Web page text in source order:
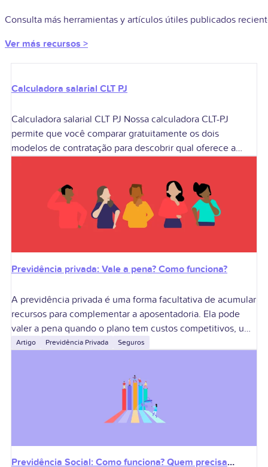
Consulta más herramientas y artículos útiles publicados
Ver más recursos >
Calculadora salarial CLT PJ
Calculadora salarial CLT PJ Nossa calculadora CLT-PJ
permite que você comparar gratuitamente os dois
modelos de contratação para descobrir qual oferece a
Previdência privada: Vale a pena? Como funciona?
A previdência privada é uma forma facultativa de acumular
recursos para complementar a aposentadoria. Ela pode
valer a pena quando o plano tem custos competitivos, uma
carteira adequada ao prazo
Artigo Previdência Privada Seguros
Previdência Social: Como funciona? Quem precisa